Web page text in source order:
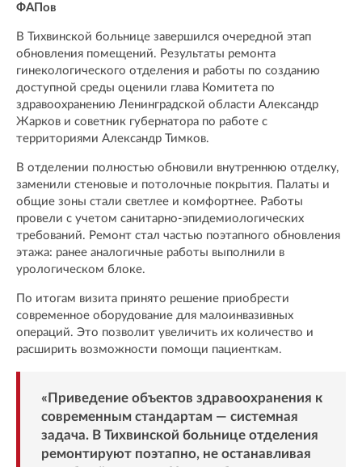
ФАПов
В Тихвинской больнице завершился очередной этап
обновления помещений. Результаты ремонта
гинекологического отделения и работы по созданию
доступной среды оценили глава Комитета по
здравоохранению Ленинградской области Александр
Жарков и советник губернатора по работе с
территориями Александр Тимков.
В отделении полностью обновили внутреннюю отделку,
заменили стеновые и потолочные покрытия. Палаты и
общие зоны стали светлее и комфортнее. Работы
провели с учетом санитарно-эпидемиологических
требований. Ремонт стал частью поэтапного обновления
этажа: ранее аналогичные работы выполнили в
урологическом блоке.
По итогам визита принято решение приобрести
современное оборудование для малоинвазивных
операций. Это позволит увеличить их количество и
расширить возможности помощи пациенткам.
«Приведение объектов здравоохранения к
современным стандартам — системная
задача. В Тихвинской больнице отделения
ремонтируют поэтапно, не останавливая